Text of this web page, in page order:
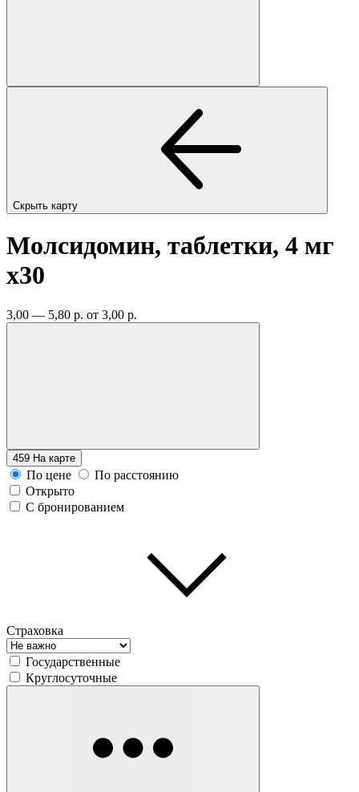
Скрыть карту
Молсидомин, таблетки, 4 мг
x30
3,00 — 5,80 р. от 3,00 р.
459 На карте
По цене
По расстоянию
Открыто
С бронированием
Страховка
Государственные
Круглосуточные